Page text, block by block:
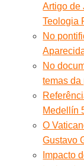
Artigo de
Teologia
No
No
temas da
Medellín
O
Gustavo
Impacto